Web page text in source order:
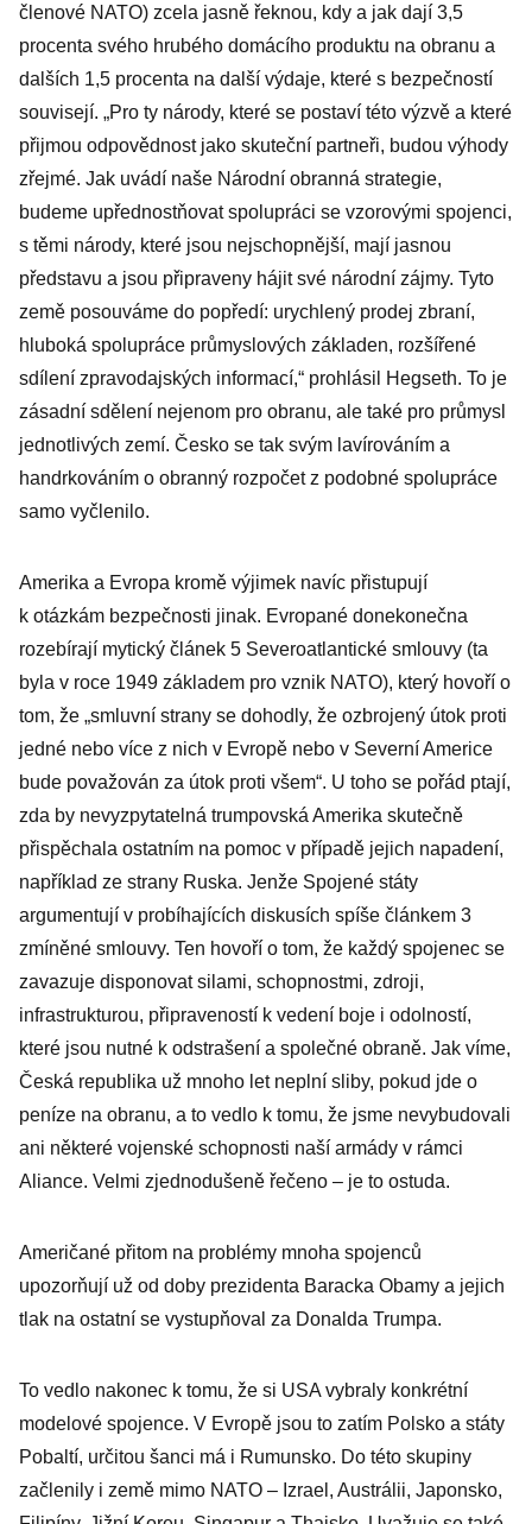
členové NATO) zcela jasně řeknou, kdy a jak dají 3,5
procenta svého hrubého domácího produktu na obranu a
dalších 1,5 procenta na další výdaje, které s bezpečností
souvisejí. „Pro ty národy, které se postaví této výzvě a které
přijmou odpovědnost jako skuteční partneři, budou výhody
zřejmé. Jak uvádí naše Národní obranná strategie,
budeme upřednostňovat spolupráci se vzorovými spojenci,
s těmi národy, které jsou nejschopnější, mají jasnou
představu a jsou připraveny hájit své národní zájmy. Tyto
země posouváme do popředí: urychlený prodej zbraní,
hluboká spolupráce průmyslových základen, rozšířené
sdílení zpravodajských informací,“ prohlásil Hegseth. To je
zásadní sdělení nejenom pro obranu, ale také pro průmysl
jednotlivých zemí. Česko se tak svým lavírováním a
handrkováním o obranný rozpočet z podobné spolupráce
samo vyčlenilo.
Amerika a Evropa kromě výjimek navíc přistupují
k otázkám bezpečnosti jinak. Evropané donekonečna
rozebírají mytický článek 5 Severoatlantické smlouvy (ta
byla v roce 1949 základem pro vznik NATO), který hovoří o
tom, že „smluvní strany se dohodly, že ozbrojený útok proti
jedné nebo více z nich v Evropě nebo v Severní Americe
bude považován za útok proti všem“. U toho se pořád ptají,
zda by nevyzpytatelná trumpovská Amerika skutečně
přispěchala ostatním na pomoc v případě jejich napadení,
například ze strany Ruska. Jenže Spojené státy
argumentují v probíhajících diskusích spíše článkem 3
zmíněné smlouvy. Ten hovoří o tom, že každý spojenec se
zavazuje disponovat silami, schopnostmi, zdroji,
infrastrukturou, připraveností k vedení boje i odolností,
které jsou nutné k odstrašení a společné obraně. Jak víme,
Česká republika už mnoho let neplní sliby, pokud jde o
peníze na obranu, a to vedlo k tomu, že jsme nevybudovali
ani některé vojenské schopnosti naší armády v rámci
Aliance. Velmi zjednodušeně řečeno – je to ostuda.
Američané přitom na problémy mnoha spojenců
upozorňují už od doby prezidenta Baracka Obamy a jejich
tlak na ostatní se vystupňoval za Donalda Trumpa.
To vedlo nakonec k tomu, že si USA vybraly konkrétní
modelové spojence. V Evropě jsou to zatím Polsko a státy
Pobaltí, určitou šanci má i Rumunsko. Do této skupiny
začlenily i země mimo NATO – Izrael, Austrálii, Japonsko,